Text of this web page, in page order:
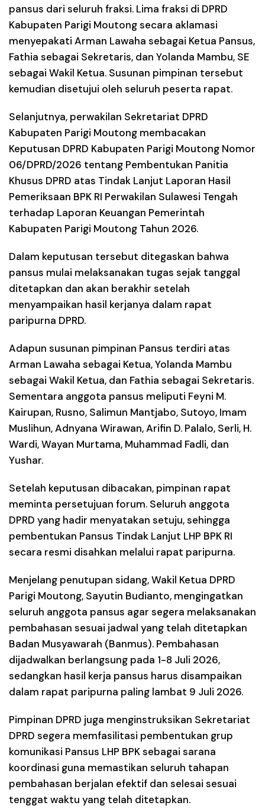
pansus dari seluruh fraksi. Lima fraksi di DPRD
Kabupaten Parigi Moutong secara aklamasi
menyepakati Arman Lawaha sebagai Ketua Pansus,
Fathia sebagai Sekretaris, dan Yolanda Mambu, SE
sebagai Wakil Ketua. Susunan pimpinan tersebut
kemudian disetujui oleh seluruh peserta rapat.
Selanjutnya, perwakilan Sekretariat DPRD
Kabupaten Parigi Moutong membacakan
Keputusan DPRD Kabupaten Parigi Moutong Nomor
06/DPRD/2026 tentang Pembentukan Panitia
Khusus DPRD atas Tindak Lanjut Laporan Hasil
Pemeriksaan BPK RI Perwakilan Sulawesi Tengah
terhadap Laporan Keuangan Pemerintah
Kabupaten Parigi Moutong Tahun 2026.
Dalam keputusan tersebut ditegaskan bahwa
pansus mulai melaksanakan tugas sejak tanggal
ditetapkan dan akan berakhir setelah
menyampaikan hasil kerjanya dalam rapat
paripurna DPRD.
Adapun susunan pimpinan Pansus terdiri atas
Arman Lawaha sebagai Ketua, Yolanda Mambu
sebagai Wakil Ketua, dan Fathia sebagai Sekretaris.
Sementara anggota pansus meliputi Feyni M.
Kairupan, Rusno, Salimun Mantjabo, Sutoyo, Imam
Muslihun, Adnyana Wirawan, Arifin D. Palalo, Serli, H.
Wardi, Wayan Murtama, Muhammad Fadli, dan
Yushar.
Setelah keputusan dibacakan, pimpinan rapat
meminta persetujuan forum. Seluruh anggota
DPRD yang hadir menyatakan setuju, sehingga
pembentukan Pansus Tindak Lanjut LHP BPK RI
secara resmi disahkan melalui rapat paripurna.
Menjelang penutupan sidang, Wakil Ketua DPRD
Parigi Moutong, Sayutin Budianto, mengingatkan
seluruh anggota pansus agar segera melaksanakan
pembahasan sesuai jadwal yang telah ditetapkan
Badan Musyawarah (Banmus). Pembahasan
dijadwalkan berlangsung pada 1-8 Juli 2026,
sedangkan hasil kerja pansus harus disampaikan
dalam rapat paripurna paling lambat 9 Juli 2026.
Pimpinan DPRD juga menginstruksikan Sekretariat
DPRD segera memfasilitasi pembentukan grup
komunikasi Pansus LHP BPK sebagai sarana
koordinasi guna memastikan seluruh tahapan
pembahasan berjalan efektif dan selesai sesuai
tenggat waktu yang telah ditetapkan.